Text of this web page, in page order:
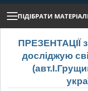
ПІДІБРАТИ
ПРЕЗЕНТАЦІЇ
досліджую